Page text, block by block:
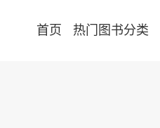
首页 热门图书分类